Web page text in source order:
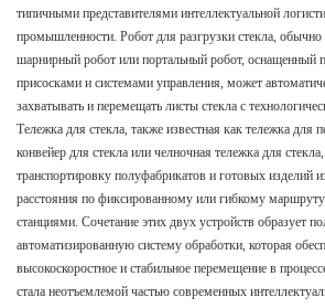
типичными представителями интеллектуальной
промышленности. Робот для разгрузки стекла,
шарнирный робот или портальный робот, оснащенный
присосками и системами управления, может
захватывать и перемещать листы стекла с
Тележка для стекла, также известная как тележка для
конвейер для стекла или челночная тележка для стекла,
транспортировку полуфабрикатов и готовых изделий
расстояния по фиксированному или гибкому
станциями. Сочетание этих двух устройств образует
автоматизированную систему обработки, которая
высокоскоростное и стабильное перемещение в
стала неотъемлемой частью современных